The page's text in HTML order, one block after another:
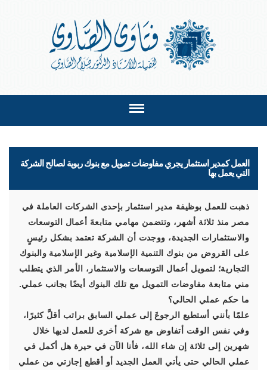
العمل كمدير استثمار يجري مفاوضات تمويل مع بنوك ربوية لصالح الشركة
التي يعمل بها
ذهبت للعمل بوظيفة مدير استثمار بإحدى الشركات العاملة في
مصر منذ ثلاثة أشهر، وتتضمن مهامي متابعةَ أعمال التوسعات
والاستثمارات الجديدة، ووجدت أن الشركة تعتمد بشكل رئيسٍ
على القروض من بنوك التنمية الإسلامية وغير الإسلامية والبنوك
التجارية؛ لتمويل أعمال التوسعات والاستثمار، الأمر الذي يتطلب
مني متابعة مفاوضات التمويل مع تلك البنوك أيضًا بجانب عملي.
ما حكم عملي الحالي؟
علمًا بأنني أستطيع الرجوعَ إلى عملي السابق براتب أقلَّ كثيرًا،
وفي نفس الوقت أتفاوض مع شركة أخرى للعمل لديها خلال
شهرين إلى ثلاثة إن شاء الله، فأنا الآن في حيرة هل أكمل في
عملي الحالي حتى يأتي العمل الجديد أو أقطع إجازتي من عملي